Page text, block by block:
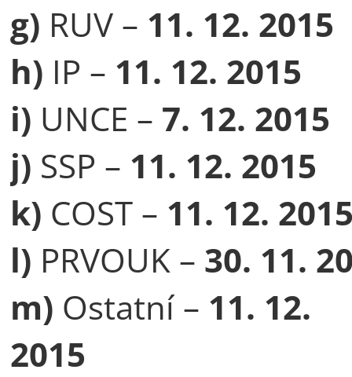
g) RUV – 11. 12. 2015
h) IP – 11. 12. 2015
i) UNCE – 7. 12. 2015
j) SSP – 11. 12. 2015
k) COST – 11. 12.
l) PRVOUK – 30. 11.
m) Ostatní – 11. 12.
2015